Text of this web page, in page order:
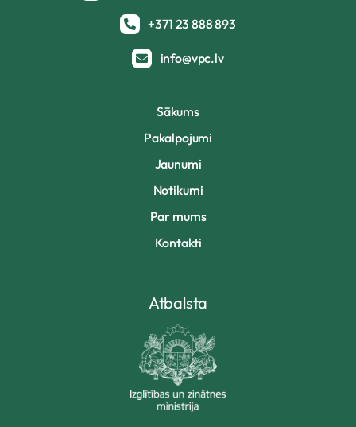
+371 23 888 893
info@vpc.lv
Sākums
Pakalpojumi
Jaunumi
Notikumi
Par mums
Kontakti
Atbalsta